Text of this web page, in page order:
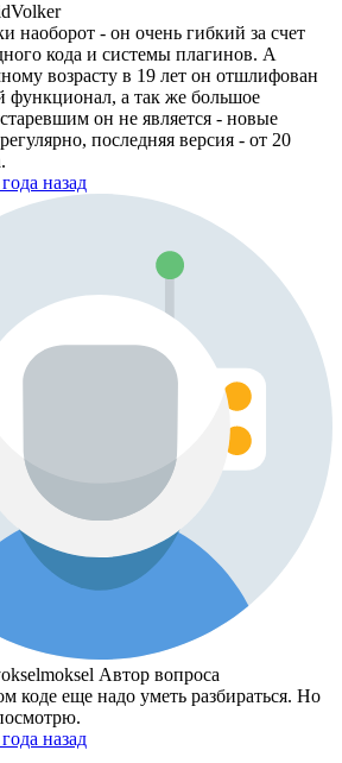
наоборот - он очень гибкий за счет
кода и системы плагинов. А
возрасту в 19 лет он отшлифован
функционал, а так же большое
он не является - новые
последняя версия - от 20
назад
Автор вопроса
коде еще надо уметь разбираться. Но
назад